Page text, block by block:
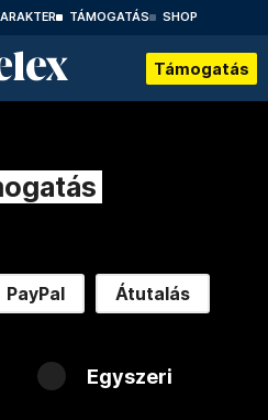
TÁMOGATÁS SHOP
Támogatás
PayPal Átutalás
Egyszeri